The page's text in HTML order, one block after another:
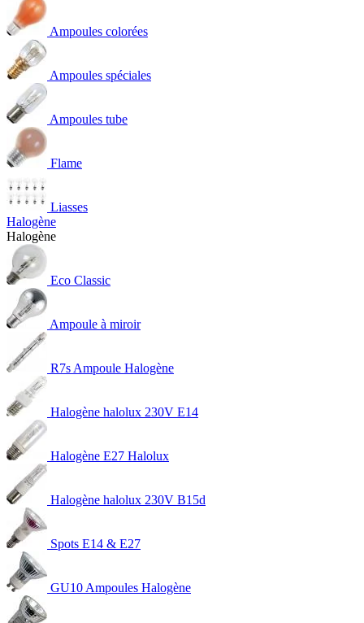
Ampoules colorées
Ampoules spéciales
Ampoules tube
Flame
Liasses
Halogène
Halogène
Eco Classic
Ampoule à miroir
R7s Ampoule Halogène
Halogène halolux 230V E14
Halogène E27 Halolux
Halogène halolux 230V B15d
Spots E14 & E27
GU10 Ampoules Halogène